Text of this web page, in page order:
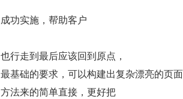
成功实施，帮助客户
也行走到最后应该回到原点，
最基础的要求，可以构建出复杂漂亮的页面
方法来的简单直接，更好把